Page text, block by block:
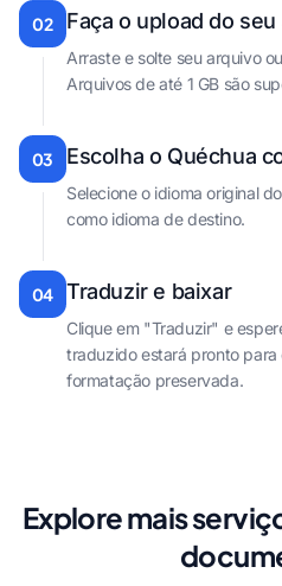
02 Faça o upload do
Arraste e solte seu arquivo
Arquivos de até 1 GB são
03 Escolha o Quéchua
Selecione o idioma original
como idioma de destino.
04 Traduzir e baixar
Clique em "Traduzir" e
traduzido estará pronto
formatação preservada.
Explore mais